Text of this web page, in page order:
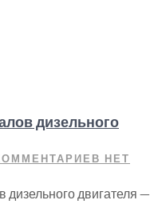
дизельного
НЕТ
двигателя —